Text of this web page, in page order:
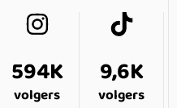
594K
volgers
9,6K
volgers